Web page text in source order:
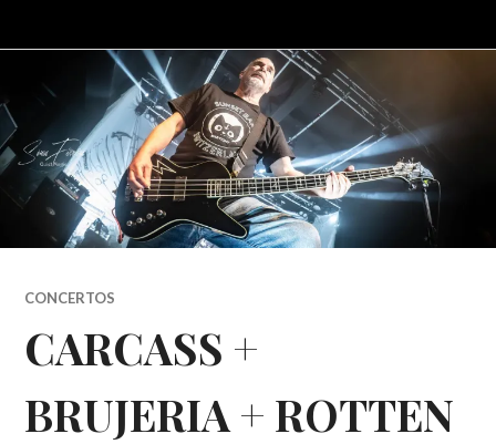
CONCERTOS
CARCASS +
BRUJERIA + ROTTEN